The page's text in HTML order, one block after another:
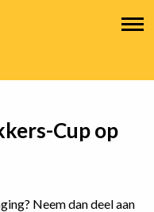
Cup op
Neem dan deel aan